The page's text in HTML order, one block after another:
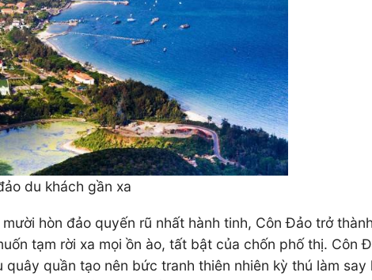
du khách gần xa
hòn đảo quyến rũ nhất hành tinh, Côn Đảo trở
tạm rời xa mọi ồn ào, tất bật của chốn phố thị.
quây quần tạo nên bức tranh thiên nhiên kỳ thú làm